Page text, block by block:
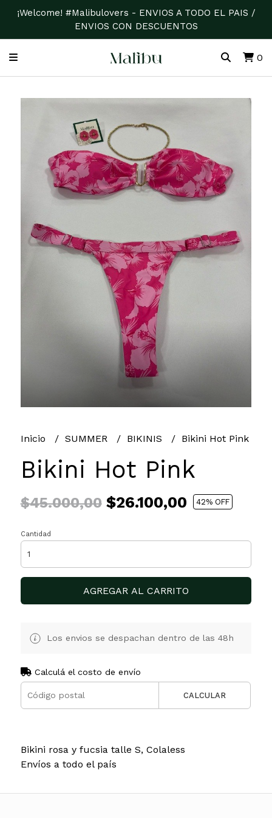
¡Welcome! #Malibulovers - ENVIOS A TODO EL PAIS /
ENVIOS CON DESCUENTOS
0
Inicio SUMMER BIKINIS Bikini Hot Pink
Bikini Hot Pink
$45.000,00$26.100,00 42% OFF
Cantidad
AGREGAR AL CARRITO
Los envios se despachan dentro de las 48h
Calculá el costo de envío
CALCULAR
Bikini rosa y fucsia talle S, Colaless
Envíos a todo el país